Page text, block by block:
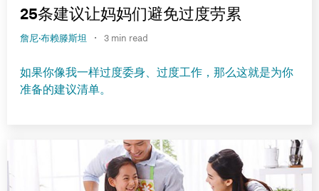
25条建议让妈妈们避免过度劳累
詹尼·布赖滕斯坦 · 3 min read
如果你像我一样过度委身、过度工作，那么这就是为你
准备的建议清单。